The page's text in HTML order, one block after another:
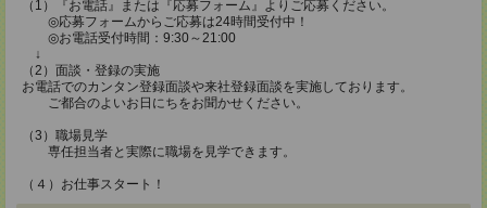
（1）『お電話』または『応募フォーム』よりご応募ください。
◎応募フォームからご応募は24時間受付中！
◎お電話受付時間：9:30～21:00
↓
（2）面談・登録の実施
お電話でのカンタン登録面談や来社登録面談を実施しております。
ご都合のよいお日にちをお聞かせください。
（3）職場見学
専任担当者と実際に職場を見学できます。
（４）お仕事スタート！